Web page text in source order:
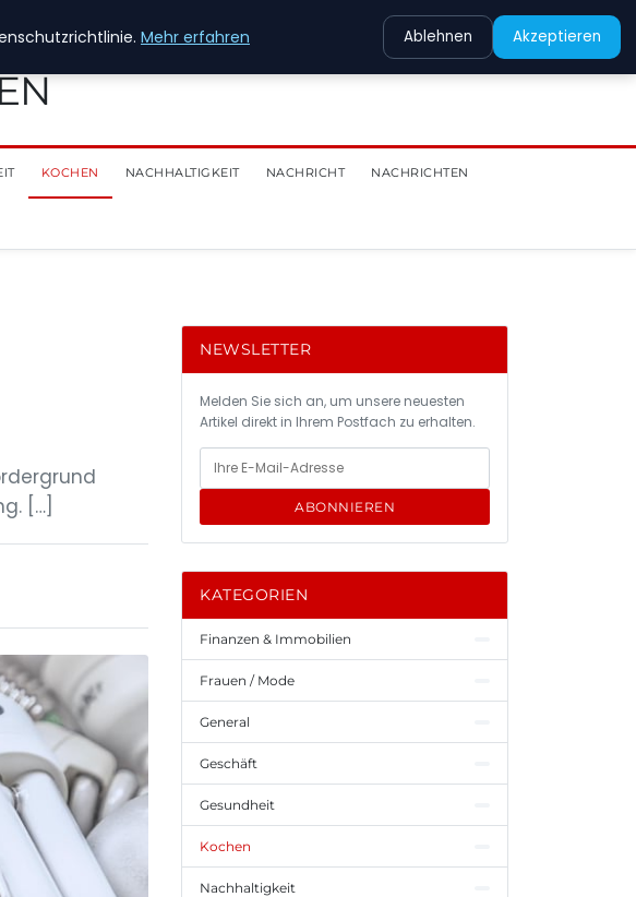
KOCHEN NACHHALTIGKEIT NACHRICHT NACHRICHTEN
[…]
NEWSLETTER
Melden Sie sich an, um unsere neuesten
Artikel direkt in Ihrem Postfach zu erhalten.
ABONNIEREN
KATEGORIEN
Finanzen & Immobilien
Frauen / Mode
General
Geschäft
Gesundheit
Kochen
Nachhaltigkeit
Mehr erfahren Ablehnen Akzeptieren